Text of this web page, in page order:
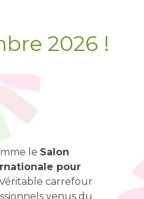
2026 !
le Salon
pour
carrefour
venus du